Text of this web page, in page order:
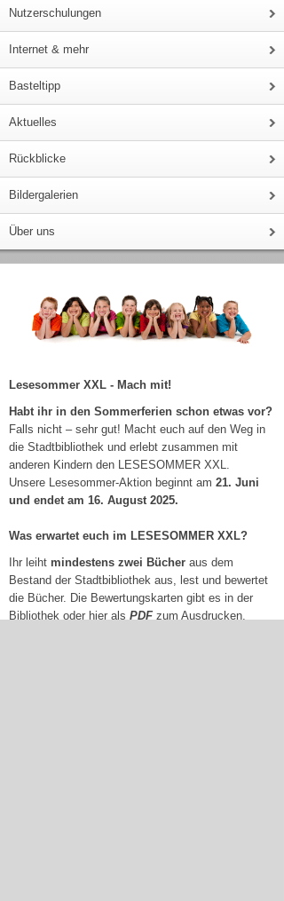
Nutzerschulungen
Internet & mehr
Basteltipp
Aktuelles
Rückblicke
Bildergalerien
Über uns
Lesesommer XXL - Mach mit!
Habt ihr in den Sommerferien schon etwas vor?
Falls nicht – sehr gut! Macht euch auf den Weg in
die Stadtbibliothek und erlebt zusammen mit
anderen Kindern den LESESOMMER XXL.
Unsere Lesesommer-Aktion beginnt am 21. Juni
und endet am 16. August 2025.
Was erwartet euch im LESESOMMER XXL?
Ihr leiht mindestens zwei Bücher aus dem
Bestand der Stadtbibliothek aus, lest und bewertet
die Bücher. Die Bewertungskarten gibt es in der
Bibliothek oder hier als PDF zum Ausdrucken.